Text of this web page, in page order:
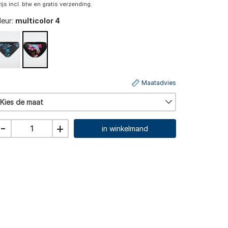
incl. btw en gratis verzending.
multicolor 4
Kies de maat
Maatadvies
- + in winkelmand